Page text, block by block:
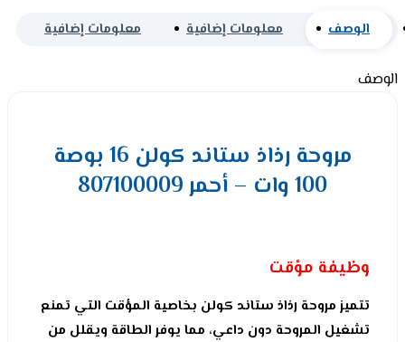
الوصف معلومات إضافية معلومات إضافية
الوصف
مروحة رذاذ ستاند كولن 16 بوصة
100 وات – أحمر 807100009
وظيفة مؤقت
تتميز مروحة رذاذ ستاند كولن بخاصية المؤقت التي تمنع
تشغيل المروحة دون داعي، مما يوفر الطاقة ويقلل من